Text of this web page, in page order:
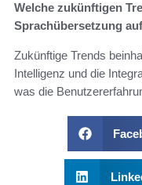
Welche zukünftigen
Sprachübersetzung
Zukünftige Trends
Intelligenz und die
was die